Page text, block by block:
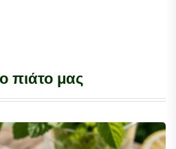
πιάτο μας